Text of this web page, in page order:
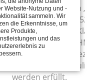
Anforderungen an
HLP" nach DIN 51
entsprechen der
Hydrauliköle Typ HM
ISO6743/4. Die
namhafter
werden erfüllt.
Website-Nutzung und -
sammeln. Wir
die Erkenntnisse, um
Produkte,
und das
zu